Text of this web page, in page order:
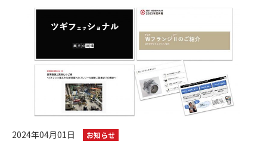
2024年04月01日 お知らせ